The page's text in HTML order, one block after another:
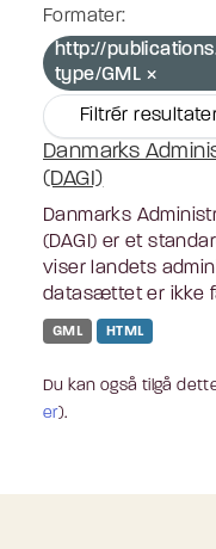
Formater:
http://
type/GML
Filtrér
Danmarks
(DAGI)
Danmarks
(DAGI) er et
viser landets
datasættet er ikke
GML HTML
Du kan også tilgå
er).